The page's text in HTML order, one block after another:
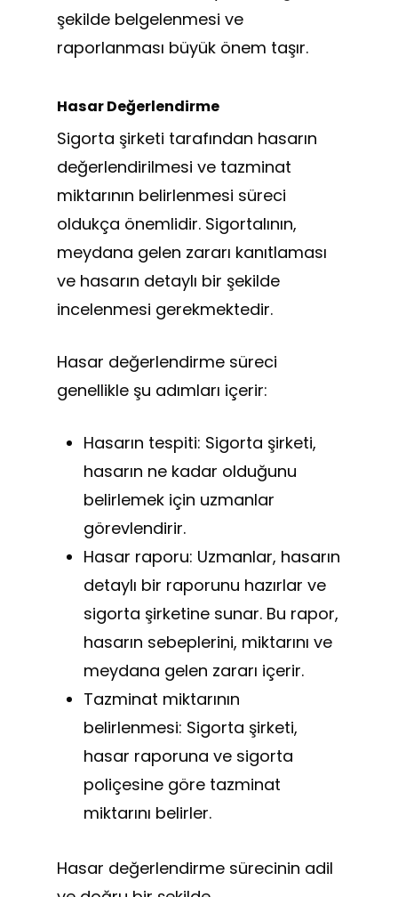
şekilde belgelenmesi ve
raporlanması büyük önem taşır.
Hasar Değerlendirme
Sigorta şirketi tarafından hasarın
değerlendirilmesi ve tazminat
miktarının belirlenmesi süreci
oldukça önemlidir. Sigortalının,
meydana gelen zararı kanıtlaması
ve hasarın detaylı bir şekilde
incelenmesi gerekmektedir.
Hasar değerlendirme süreci
genellikle şu adımları içerir:
Hasarın tespiti: Sigorta şirketi,
hasarın ne kadar olduğunu
belirlemek için uzmanlar
görevlendirir.
Hasar raporu: Uzmanlar, hasarın
detaylı bir raporunu hazırlar ve
sigorta şirketine sunar. Bu rapor,
hasarın sebeplerini, miktarını ve
meydana gelen zararı içerir.
Tazminat miktarının
belirlenmesi: Sigorta şirketi,
hasar raporuna ve sigorta
poliçesine göre tazminat
miktarını belirler.
Hasar değerlendirme sürecinin adil